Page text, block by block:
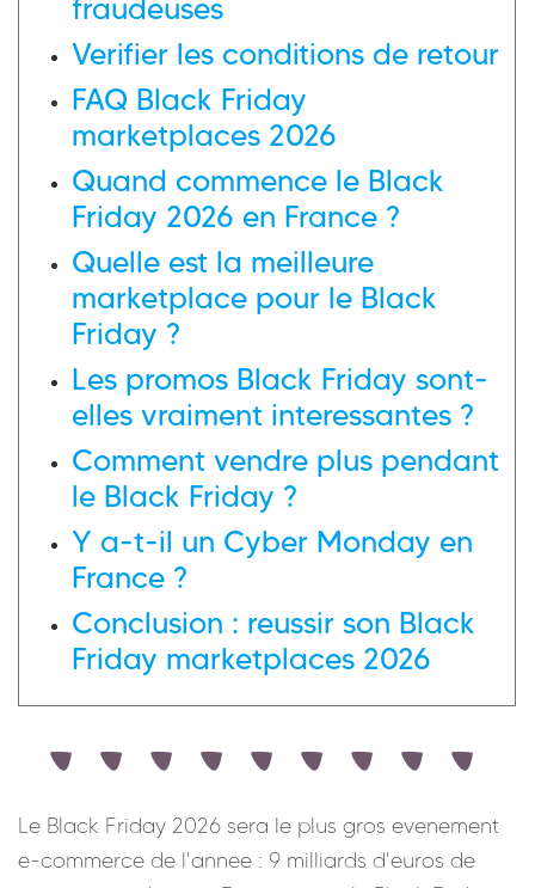
fraudeuses
Verifier les conditions de retour
FAQ Black Friday
marketplaces 2026
Quand commence le Black
Friday 2026 en France ?
Quelle est la meilleure
marketplace pour le Black
Friday ?
Les promos Black Friday sont-
elles vraiment interessantes ?
Comment vendre plus pendant
le Black Friday ?
Y a-t-il un Cyber Monday en
France ?
Conclusion : reussir son Black
Friday marketplaces 2026
Le Black Friday 2026 sera le plus gros evenement
e-commerce de l'annee : 9 milliards d'euros de